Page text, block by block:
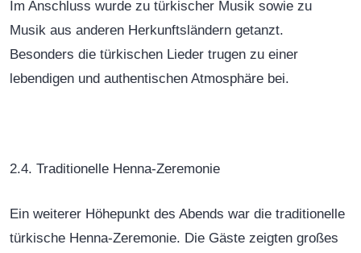
Im Anschluss wurde zu türkischer Musik sowie zu
Musik aus anderen Herkunftsländern getanzt.
Besonders die türkischen Lieder trugen zu einer
lebendigen und authentischen Atmosphäre bei.
2.4. Traditionelle Henna-Zeremonie
Ein weiterer Höhepunkt des Abends war die traditionelle
türkische Henna-Zeremonie. Die Gäste zeigten großes